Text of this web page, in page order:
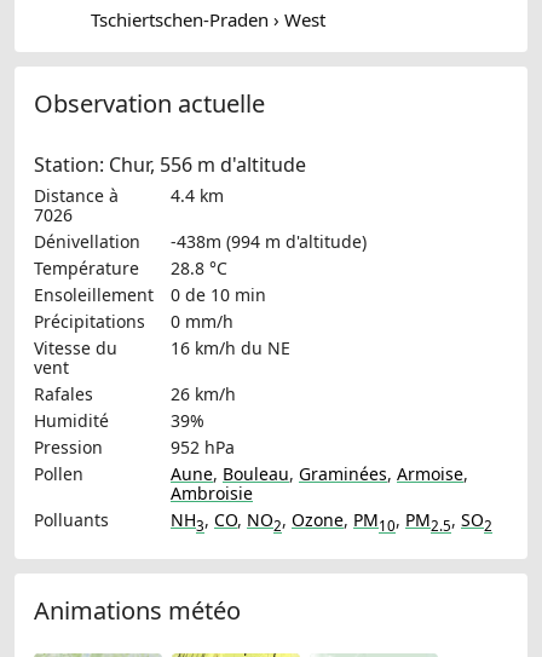
Tschiertschen-Praden › West
Observation actuelle
Station: Chur, 556 m d'altitude
Distance à
7026
4.4 km
Dénivellation
-438m (994 m d'altitude)
Température
28.8 °C
Ensoleillement
0 de 10 min
Précipitations
0 mm/h
Vitesse du
vent
16 km/h du NE
Rafales
26 km/h
Humidité
39%
Pression
952 hPa
Pollen
Aune, Bouleau, Graminées, Armoise,
Ambroisie
Polluants
NH3, CO, NO2, Ozone, PM10, PM2.5, SO2
Animations météo